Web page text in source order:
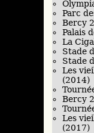
Parc
Bercy
Palais
La
Stade
Stade
Les
(2014)
Bercy
Les
(2017)